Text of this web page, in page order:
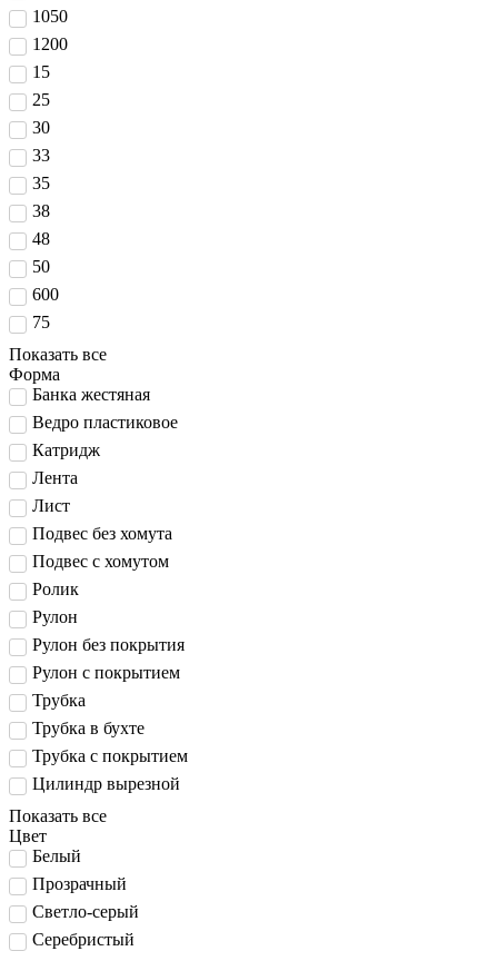
1050
1200
15
25
30
33
35
38
48
50
600
75
Показать все
Форма
Банка жестяная
Ведро пластиковое
Катридж
Лента
Лист
Подвес без хомута
Подвес с хомутом
Ролик
Рулон
Рулон без покрытия
Рулон с покрытием
Трубка
Трубка в бухте
Трубка с покрытием
Цилиндр вырезной
Показать все
Цвет
Белый
Прозрачный
Светло-серый
Серебристый